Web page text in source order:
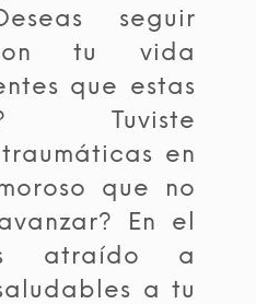
seguir
tu vida
que estas
o? Tuviste
en
que no
En el
atraído a
a tu